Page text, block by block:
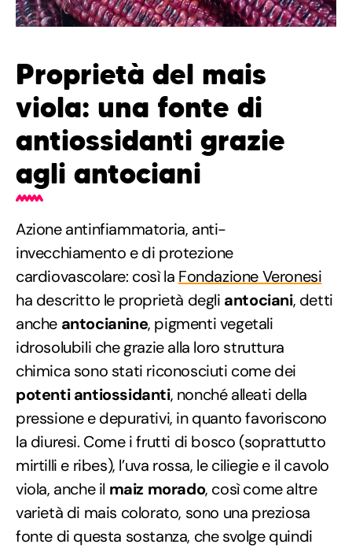
Proprietà del mais
viola: una fonte di
antiossidanti grazie
agli antociani
Azione antinfiammatoria, anti-
invecchiamento e di protezione
cardiovascolare: così la Fondazione Veronesi
ha descritto le proprietà degli antociani, detti
anche antocianine, pigmenti vegetali
idrosolubili che grazie alla loro struttura
chimica sono stati riconosciuti come dei
potenti antiossidanti, nonché alleati della
pressione e depurativi, in quanto favoriscono
la diuresi. Come i frutti di bosco (soprattutto
mirtilli e ribes), l’uva rossa, le ciliegie e il cavolo
viola, anche il maiz morado, così come altre
varietà di mais colorato, sono una preziosa
fonte di questa sostanza, che svolge quindi